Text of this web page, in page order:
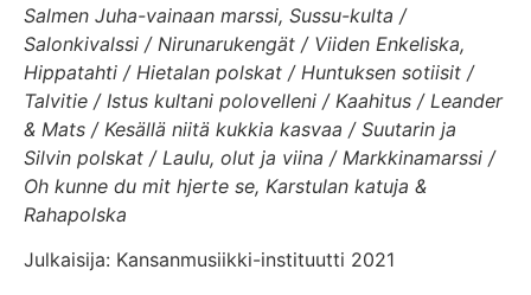
Salmen Juha-vainaan marssi, Sussu-kulta /
Salonkivalssi / Nirunarukengät / Viiden Enkeliska,
Hippatahti / Hietalan polskat / Huntuksen sotiisit /
Talvitie / Istus kultani polovelleni / Kaahitus / Leander
& Mats / Kesällä niitä kukkia kasvaa / Suutarin ja
Silvin polskat / Laulu, olut ja viina / Markkinamarssi /
Oh kunne du mit hjerte se, Karstulan katuja &
Rahapolska
Julkaisija: Kansanmusiikki-instituutti 2021